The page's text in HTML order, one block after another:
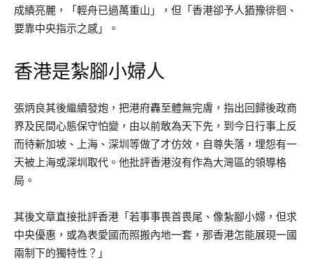
成績亮麗，「輕舟已過萬重山」，但「香港卻予人猶豫徘徊、
要靠中央指示之感」。
香港是紮腳小婦人
張炳良其後繼續發炮，把港府轟至體無完膚，指出回歸後政商
界及民間心態保守怕變，由以前敢為天下先，到今日行事上反
而待新加坡、上海、深圳等做了才仿效，自尊失落，埋怨有一
天被上海或深圳取代。他批評香港沒有作為大灣區的領導格
局。
其後文章直接批評香港「若事事畏首畏尾、像紮腳小婦，但求
中央優惠，或為表愛國而照搬內地一套，那香港怎能展現一國
兩制下的獨特性？」